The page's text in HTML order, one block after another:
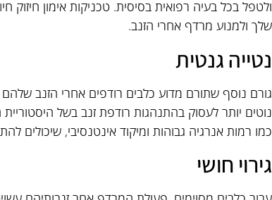
ולטפל בכל בעיה רפואית בסיסית. טכניקות אימון חיזוק
שלך ולמנוע מרדף אחרי הזנב.
נטייה גנטית
גורם נוסף שתורם מדוע כלבים רודפים אחרי הזנב שלהם
נוטים יותר לעסוק בהתנהגות רודפת זנב בשל
כמו רמות אנרגיה גבוהות ומיקוד אינטנסיבי, שיכולים
גירוי חושי